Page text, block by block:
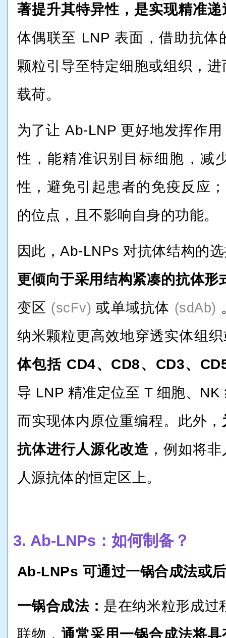
著提升其特异性，是实现精准
体偶联至 LNP 表面，借助抗体
颗粒引导至特定细胞或组织，
载荷。
为了让 Ab-LNP 更好地发挥作
性，能精准识别目标细胞，减
性，避免引起患者的免疫反应
的位点，且不影响自身的功能。
因此，Ab-LNPs 对抗体结构的
更倾向于采用结构紧凑的抗体形
变区 (scFv) 或单域抗体 (sdAb)
纳米颗粒更高效地穿透实体组
体包括 CD4、CD8、CD3、
导 LNP 精准定位至 T 细胞、
而实现体内原位重编程。此外，
抗体进行人源化改造 ，例如将
人源抗体的恒定区上。
3. Ab-LNPs：如何制备？
Ab-LNPs 可通过一锅合成法或
一锅合成法： 是在纳米粒形成过
联物， 通常采用一锅合成法将